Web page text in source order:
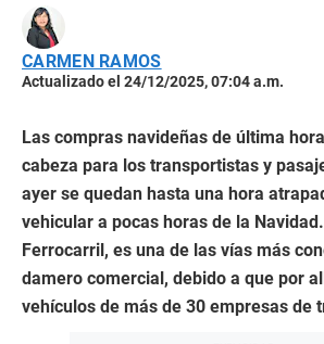
CARMEN RAMOS
Actualizado el 24/12/2025, 07:04 a.m.
Las compras navideñas de última
cabeza para los transportistas y
ayer se quedan hasta una hora
vehicular a pocas horas de la
Ferrocarril, es una de las vías más
damero comercial, debido a que por
vehículos de más de 30 empresas de